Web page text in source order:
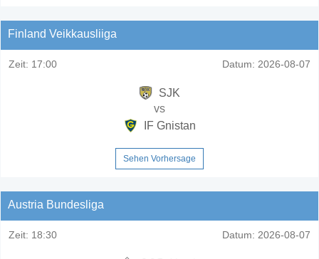
Finland Veikkausliiga
Zeit: 17:00 Datum: 2026-08-07
SJK
vs
IF Gnistan
Sehen Vorhersage
Austria Bundesliga
Zeit: 18:30 Datum: 2026-08-07